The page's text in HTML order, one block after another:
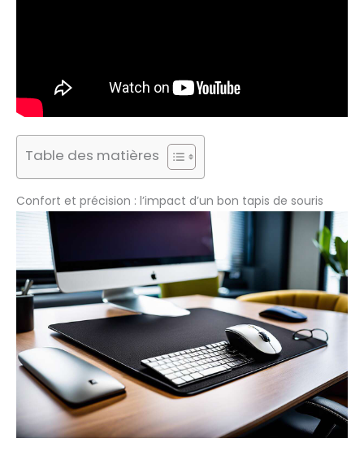
Table des matières
Confort et précision : l’impact d’un bon tapis de souris